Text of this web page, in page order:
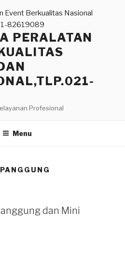
PERALATAN
Profesional
Menu
dan Mini